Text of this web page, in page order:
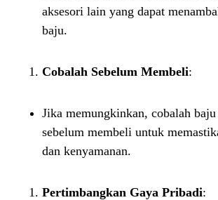
aksesori lain yang dapat
baju.
Cobalah Sebelum Membeli:
Jika memungkinkan, cobalah baju
sebelum membeli untuk
dan kenyamanan.
Pertimbangkan Gaya Pribadi: